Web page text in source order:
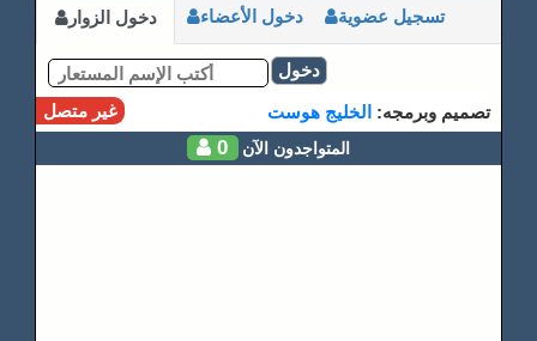
دخول الزوار دخول الأعضاء تسجيل عضوية
دخول
غير متصل
تصميم وبرمجه: الخليج هوست
0 المتواجدون الآن